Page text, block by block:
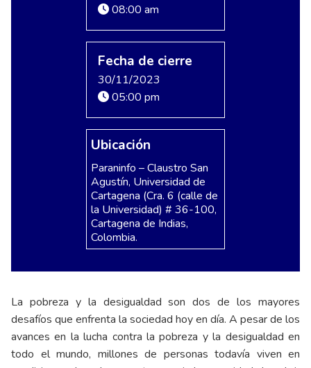
08:00 am
Fecha de cierre
30/11/2023
05:00 pm
Ubicación
Paraninfo – Claustro San
Agustín, Universidad de
Cartagena (Cra. 6 (calle de
la Universidad) # 36-100,
Cartagena de Indias,
Colombia.
La pobreza y la desigualdad son dos de los mayores
desafíos que enfrenta la sociedad hoy en día. A pesar de los
avances en la lucha contra la pobreza y la desigualdad en
todo el mundo, millones de personas todavía viven en